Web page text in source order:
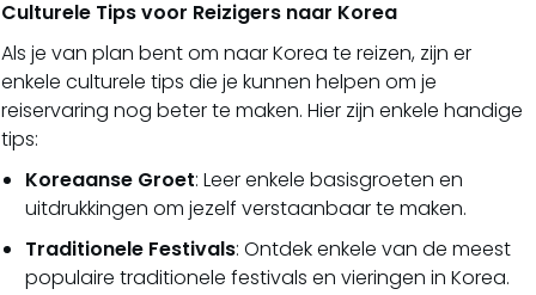
Culturele Tips voor Reizigers naar Korea
Als je van plan bent om naar Korea te reizen, zijn er
enkele culturele tips die je kunnen helpen om je
reiservaring nog beter te maken. Hier zijn enkele handige
tips:
Koreaanse Groet: Leer enkele basisgroeten en
uitdrukkingen om jezelf verstaanbaar te maken.
Traditionele Festivals: Ontdek enkele van de meest
populaire traditionele festivals en vieringen in Korea.